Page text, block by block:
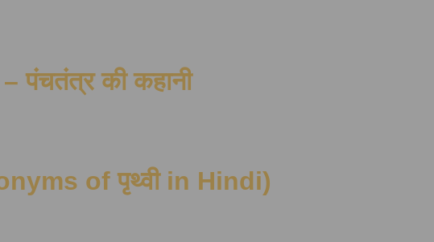
पंचतंत्र की कहानी
of पृथ्वी in Hindi)